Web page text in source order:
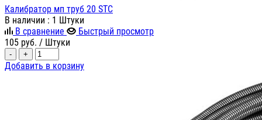
Калибратор мп труб 20 STC
В наличии : 1 Штуки
В сравнение
Быстрый просмотр
105 руб. / Штуки
- +
Добавить в корзину